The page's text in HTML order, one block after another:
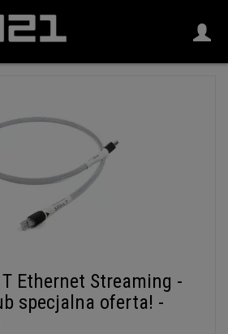
Ethernet Streaming -
specjalna oferta! -